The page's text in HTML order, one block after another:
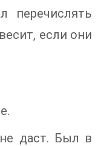
перечислять
если они
даст. Был в